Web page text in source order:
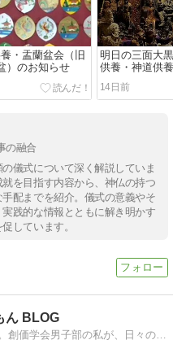
・盂蘭盆会（旧
）のお知らせ
明日の三面大
供養・神道供
ついて
14日前
の融合
儀式について深く解説していま
を目指す内容から、神仏の持つ
配までを紹介。儀式の意義やそ
践的な情報とともに解き明かす
しています。
ん BLOG
創価学会男子部のブログのです。創価学会男子部の私が、日々の活動や思うことについて色々書き綴ってみます。